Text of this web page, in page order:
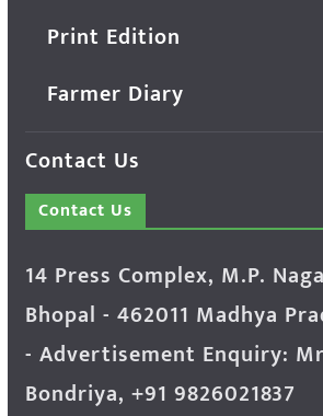
Print Edition
Farmer Diary
Contact Us
Contact Us
14 Press Complex, M.P.
Bhopal - 462011 Madhya
- Advertisement Enquiry:
Bondriya, +91 9826021837